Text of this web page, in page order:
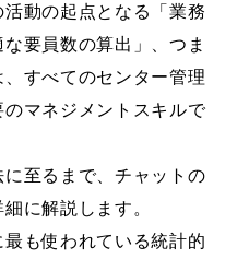
動の起点となる「業務
要員数の算出」、つま
すべてのセンター管理
マネジメントスキルで
至るまで、チャットの
に解説します。
も使われている統計的